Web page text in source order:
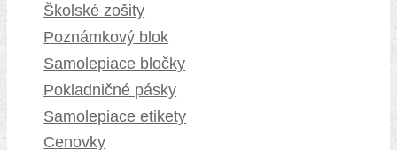
Školské zošity
Poznámkový blok
Samolepiace bločky
Pokladničné pásky
Samolepiace etikety
Cenovky